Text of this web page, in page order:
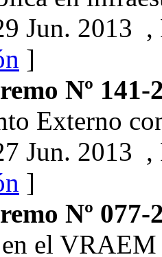
Jun. 2013
]
Nº 141-
Externo
Jun. 2013
]
Nº
el